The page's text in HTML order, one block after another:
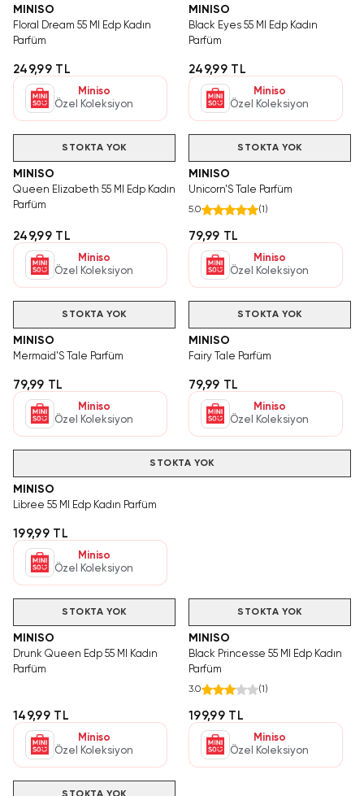
MINISO
Floral Dream 55 Ml Edp Kadın
Parfüm
249,99 TL
Miniso
Özel Koleksiyon
MINISO
Black Eyes 55 Ml Edp Kadın
Parfüm
249,99 TL
Miniso
Özel Koleksiyon
STOKTA YOK
MINISO
Queen Elizabeth 55 Ml Edp Kadın
Parfüm
249,99 TL
Miniso
Özel Koleksiyon
STOKTA YOK
MINISO
Unicorn'S Tale Parfüm
5.0 (1 )
79,99 TL
Miniso
Özel Koleksiyon
STOKTA YOK
MINISO
Mermaid'S Tale Parfüm
79,99 TL
Miniso
Özel Koleksiyon
STOKTA YOK
MINISO
Fairy Tale Parfüm
79,99 TL
Miniso
Özel Koleksiyon
STOKTA YOK
MINISO
Libree 55 Ml Edp Kadın Parfüm
199,99 TL
Miniso
Özel Koleksiyon
STOKTA YOK
MINISO
Drunk Queen Edp 55 Ml Kadın
Parfüm
149,99 TL
Miniso
Özel Koleksiyon
STOKTA YOK
MINISO
Black Princesse 55 Ml Edp Kadın
Parfüm
3.0 (1 )
199,99 TL
Miniso
Özel Koleksiyon
STOKTA YOK